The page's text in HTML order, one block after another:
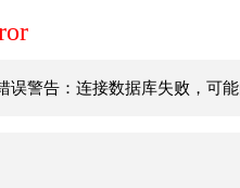
误警告：连接数据库失败，可